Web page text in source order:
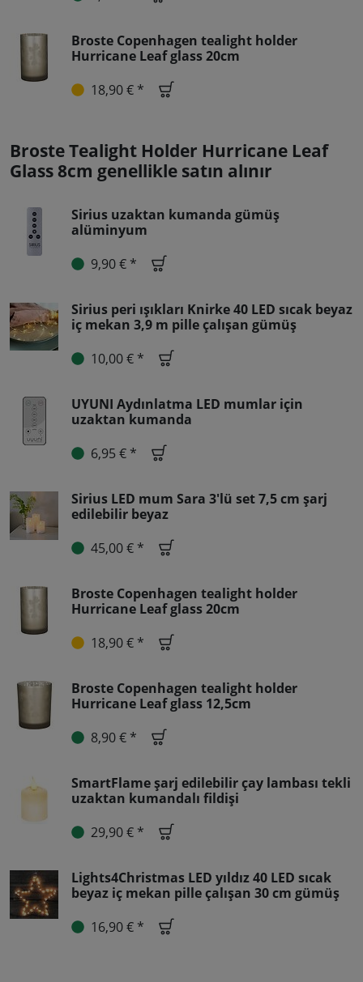
Broste Copenhagen tealight holder
Hurricane Leaf glass 20cm
18,90 € *
Broste Tealight Holder Hurricane Leaf
Glass 8cm genellikle satın alınır
Sirius uzaktan kumanda gümüş
alüminyum
9,90 € *
Sirius peri ışıkları Knirke 40 LED sıcak beyaz
iç mekan 3,9 m pille çalışan gümüş
10,00 € *
UYUNI Aydınlatma LED mumlar için
uzaktan kumanda
6,95 € *
Sirius LED mum Sara 3'lü set 7,5 cm şarj
edilebilir beyaz
45,00 € *
Broste Copenhagen tealight holder
Hurricane Leaf glass 20cm
18,90 € *
Broste Copenhagen tealight holder
Hurricane Leaf glass 12,5cm
8,90 € *
SmartFlame şarj edilebilir çay lambası tekli
uzaktan kumandalı fildişi
29,90 € *
Lights4Christmas LED yıldız 40 LED sıcak
beyaz iç mekan pille çalışan 30 cm gümüş
16,90 € *